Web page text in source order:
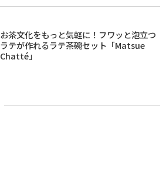
お茶文化をもっと気軽に！フワッと泡立つ
ラテが作れるラテ茶碗セット「Matsue
Chatté」